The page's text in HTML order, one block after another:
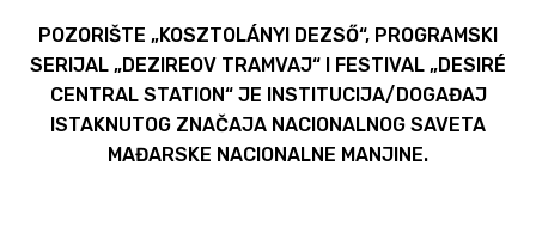
POZORIŠTE „KOSZTOLÁNYI DEZSŐ“, PROGRAMSKI
SERIJAL „DEZIREOV TRAMVAJ“ I FESTIVAL „DESIRÉ
CENTRAL STATION“ JE INSTITUCIJA/DOGAĐAJ
ISTAKNUTOG ZNAČAJA NACIONALNOG SAVETA
MAĐARSKE NACIONALNE MANJINE.